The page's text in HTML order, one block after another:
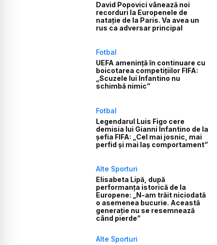
David Popovici vânează noi
recorduri la Europenele de
natație de la Paris. Va avea un
rus ca adversar principal
Fotbal
UEFA amenință în continuare cu
boicotarea competițiilor FIFA:
„Scuzele lui Infantino nu
schimbă nimic”
Fotbal
Legendarul Luis Figo cere
demisia lui Gianni Infantino de la
șefia FIFA: „Cel mai josnic, mai
perfid și mai laș comportament”
Alte Sporturi
Elisabeta Lipă, după
performanța istorică de la
Europene: „N-am trăit niciodată
o asemenea bucurie. Această
generație nu se resemnează
când pierde”
Alte Sporturi